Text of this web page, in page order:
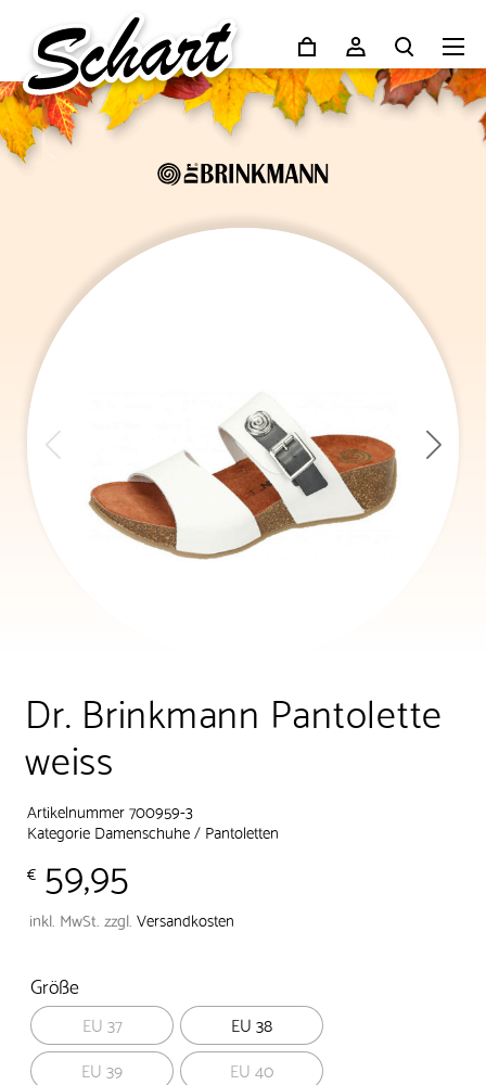
Dr. Brinkmann Pantolette
weiss
Artikelnummer 700959-3
KategorieDamenschuhe/Pantoletten
€ 59,95
inkl. MwSt.zzgl.Versandkosten
Größe
EU 37
EU 38
EU 39
EU 40